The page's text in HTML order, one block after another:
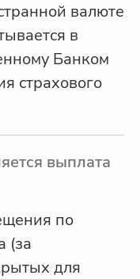
валюте
в
Банком
страхового
выплата
по
(за
для